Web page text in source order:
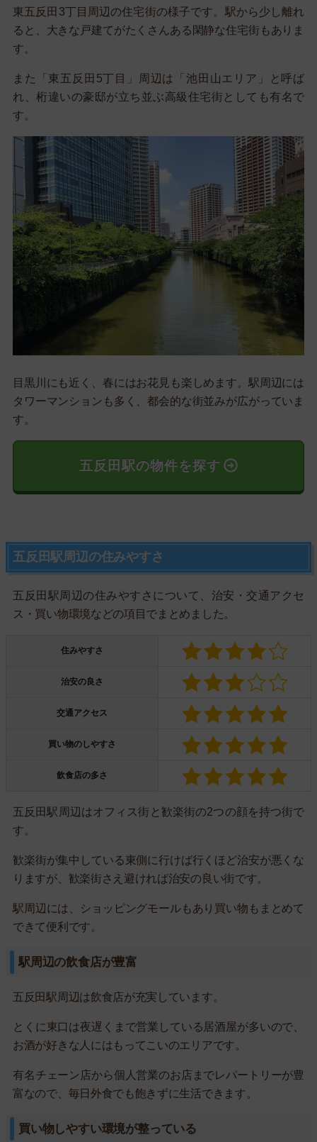
東五反田3丁目周辺の住宅街の様子です。駅から少し離れ
ると、大きな戸建てがたくさんある閑静な住宅街もありま
す。
また「東五反田5丁目」周辺は「池田山エリア」と呼ば
れ、桁違いの豪邸が立ち並ぶ高級住宅街としても有名で
す。
目黒川にも近く、春にはお花見も楽しめます。駅周辺には
タワーマンションも多く、都会的な街並みが広がっていま
す。
五反田駅の物件を探す
五反田駅周辺の住みやすさ
五反田駅周辺の住みやすさについて、治安・交通アクセ
ス・買い物環境などの項目でまとめました。
住みやすさ
治安の良さ
交通アクセス
買い物のしやすさ
飲食店の多さ
五反田駅周辺はオフィス街と歓楽街の2つの顔を持つ街で
す。
歓楽街が集中している東側に行けば行くほど治安が悪くな
りますが、歓楽街さえ避ければ治安の良い街です。
駅周辺には、ショッピングモールもあり買い物もまとめて
できて便利です。
駅周辺の飲食店が豊富
五反田駅周辺は飲食店が充実しています。
とくに東口は夜遅くまで営業している居酒屋が多いので、
お酒が好きな人にはもってこいのエリアです。
有名チェーン店から個人営業のお店までレパートリーが豊
富なので、毎日外食でも飽きずに生活できます。
買い物しやすい環境が整っている